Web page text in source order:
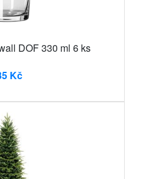
DOF 330 ml 6 ks
Kč